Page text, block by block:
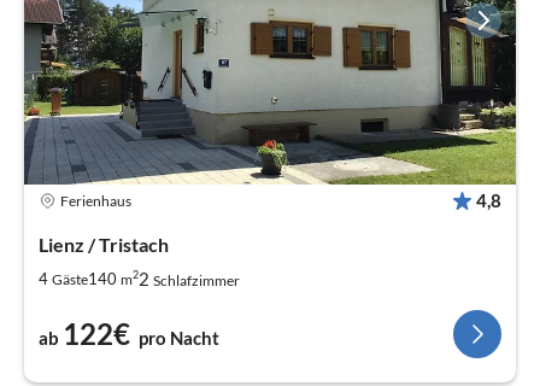
Ferienhaus 4,8
Lienz / Tristach
4 Gäste140 m22 Schlafzimmer
ab 122€ pro Nacht